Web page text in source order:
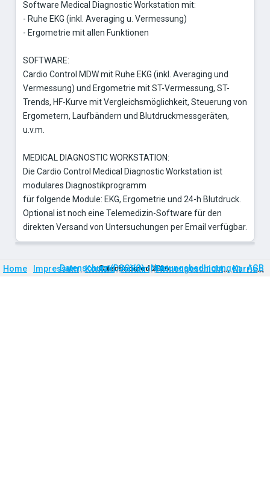
Software Medical Diagnostic Workstation mit:
- Ruhe EKG (inkl. Averaging u. Vermessung)
- Ergometrie mit allen Funktionen
SOFTWARE:
Cardio Control MDW mit Ruhe EKG (inkl. Averaging und
Vermessung) und Ergometrie mit ST-Vermessung, ST-
Trends, HF-Kurve mit Vergleichsmöglichkeit, Steuerung von
Ergometern, Laufbändern und Blutdruckmessgeräten,
u.v.m.
MEDICAL DIAGNOSTIC WORKSTATION:
Die Cardio Control Medical Diagnostic Workstation ist
modulares Diagnostikprogramm
für folgende Module: EKG, Ergometrie und 24-h Blutdruck.
Optional ist noch eine Telemedizin-Software für den
direkten Versand von Untersuchungen per Email verfügbar.
Home Impressum Kontakt Anfahrt Firmengeschichte Karriere
©technomed 2026
Datenschutz (DSGVO) Nutzungsbedingungen AGB